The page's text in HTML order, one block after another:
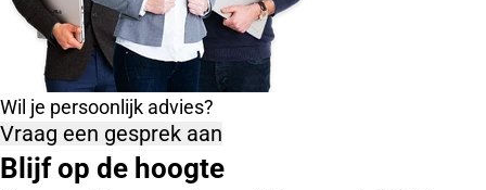
Wil je persoonlijk advies?
Vraag een gesprek aan
Blijf op de hoogte